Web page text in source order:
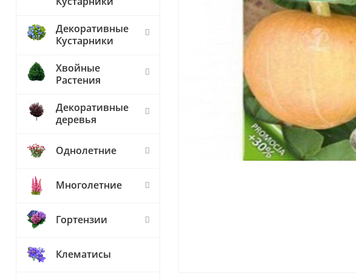
Декоративные
Кустарники
Хвойные
Растения
Декоративные
деревья
Однолетние
Многолетние
Гортензии
Клематисы